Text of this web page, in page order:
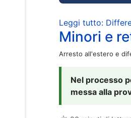
Leggi tutto:
Minori e
Arresto all'estero e
Nel processo
messa alla